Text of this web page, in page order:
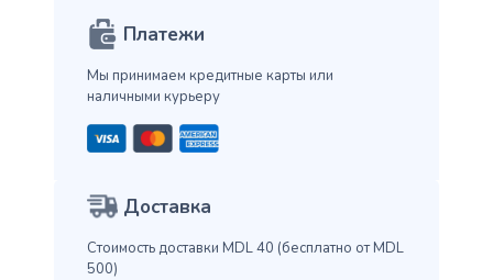
Платежи
Мы принимаем кредитные карты или
наличными курьеру
Доставка
Стоимость доставки MDL 40 (бесплатно от MDL
500)